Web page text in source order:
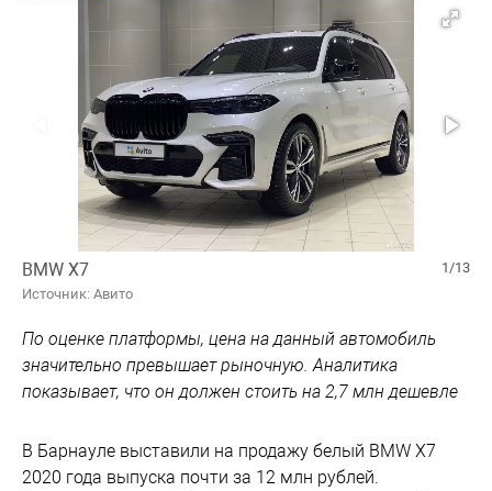
1/13
BMW X7
Источник: Авито
По оценке платформы, цена на данный автомобиль
значительно превышает рыночную. Аналитика
показывает, что он должен стоить на 2,7 млн дешевле
В Барнауле выставили на продажу белый BMW X7
2020 года выпуска почти за 12 млн рублей.